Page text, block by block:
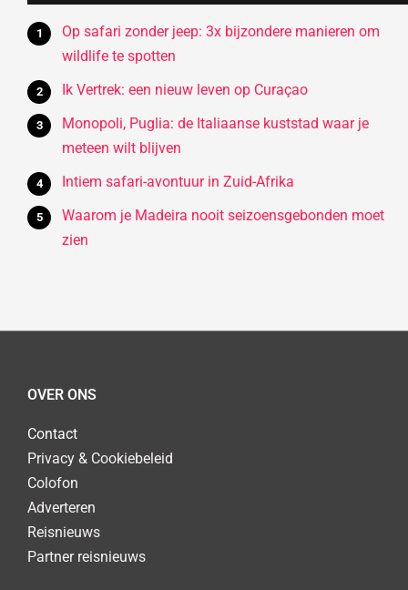
Op safari zonder jeep: 3x bijzondere manieren om
wildlife te spotten
Ik Vertrek: een nieuw leven op Curaçao
Monopoli, Puglia: de Italiaanse kuststad waar je
meteen wilt blijven
Intiem safari-avontuur in Zuid-Afrika
Waarom je Madeira nooit seizoensgebonden moet
zien
OVER ONS
Contact
Privacy & Cookiebeleid
Colofon
Adverteren
Reisnieuws
Partner reisnieuws